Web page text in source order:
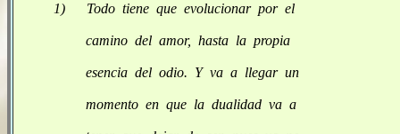
1) Todo tiene que evolucionar por el
camino del amor, hasta la propia
esencia del odio. Y va a llegar un
momento en que la dualidad va a